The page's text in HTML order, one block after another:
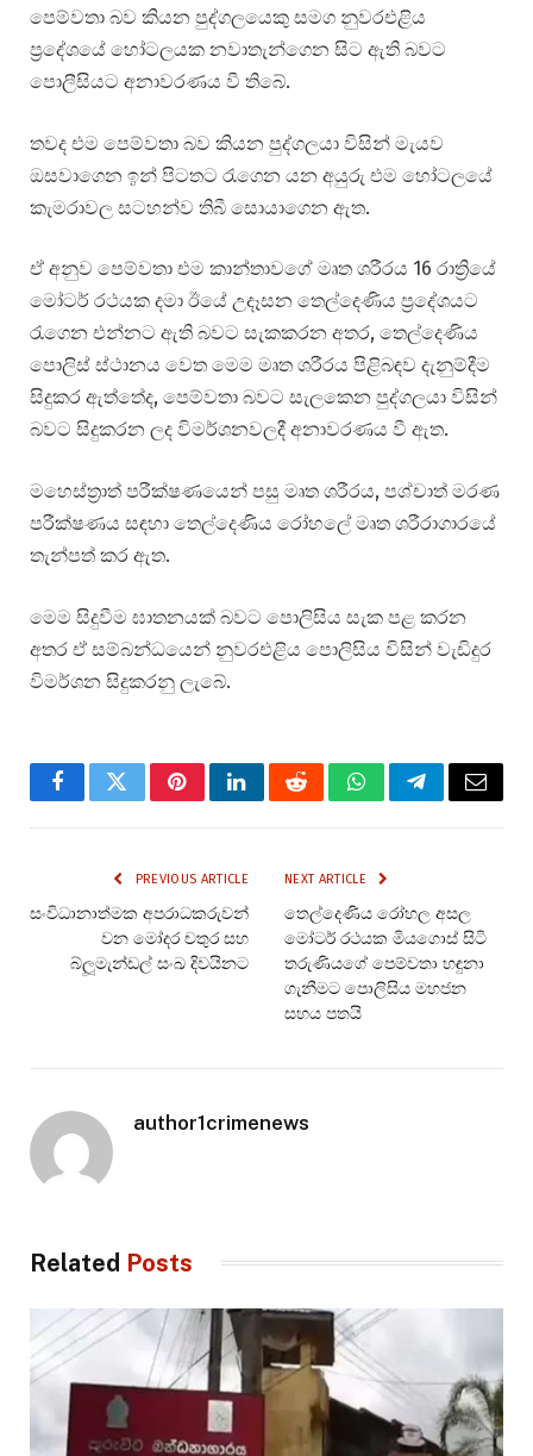
පෙම්වතා බව කියන පුද්ගලයෙකු සමග නුවරඑළිය
ප්‍රදේශයේ හෝටලයක නවාතැන්ගෙන සිට ඇති බවට
පොලීසියට අනාවරණය වී තිබේ.
තවද එම පෙම්වතා බව කියන පුද්ගලයා විසින් මැයව
ඔසවාගෙන ඉන් පිටතට රැගෙන යන අයුරු එම හෝටලයේ
කැමරාවල සටහන්ව තිබී සොයාගෙන ඇත.
ඒ අනුව පෙම්වතා එම කාන්තාවගේ මෘත ශරීරය 16 රාත්‍රියේ
මෝටර් රථයක දමා ඊයේ උදෑසන තෙල්දෙණිය ප්‍රදේශයට
රැගෙන එන්නට ඇති බවට සැකකරන අතර, තෙල්දෙණිය
පොලිස් ස්ථානය වෙත මෙම මෘත ශරීරය පිළිබඳව දැනුම්දීම
සිදුකර ඇත්තේද, පෙම්වතා බවට සැලකෙන පුද්ගලයා විසින්
බවට සිදුකරන ලද විමර්ශනවලදී අනාවරණය වී ඇත.
මහෙස්ත්‍රාත් පරීක්ෂණයෙන් පසු මෘත ශරීරය, පශ්චාත් මරණ
පරීක්ෂණය සඳහා තෙල්දෙණිය රෝහලේ මෘත ශරීරාගාරයේ
තැන්පත් කර ඇත.
මෙම සිදුවීම ඝාතනයක් බවට පොලිසිය සැක පළ කරන
අතර ඒ සම්බන්ධයෙන් නුවරඑළිය පොලිසිය විසින් වැඩිදුර
විමර්ශන සිදුකරනු ලැබේ.
FacebookTwitterPinterestLinkedInRedditWhatsAppTelegramEmail
PREVIOUS ARTICLE
සංවිධානාත්මක අපරාධකරුවන්
වන මෝදර චතුර සහ
බ්ලූමැන්ඩල් සංඛ දිවයිනට
NEXT ARTICLE
තෙල්දෙණිය රෝහල අසල
මෝටර් රථයක මියගොස් සිටි
තරුණියගේ පෙම්වතා හඳුනා
ගැනීමට පොලිසිය මහජන
සහය පතයි
author1crimenews
Related Posts